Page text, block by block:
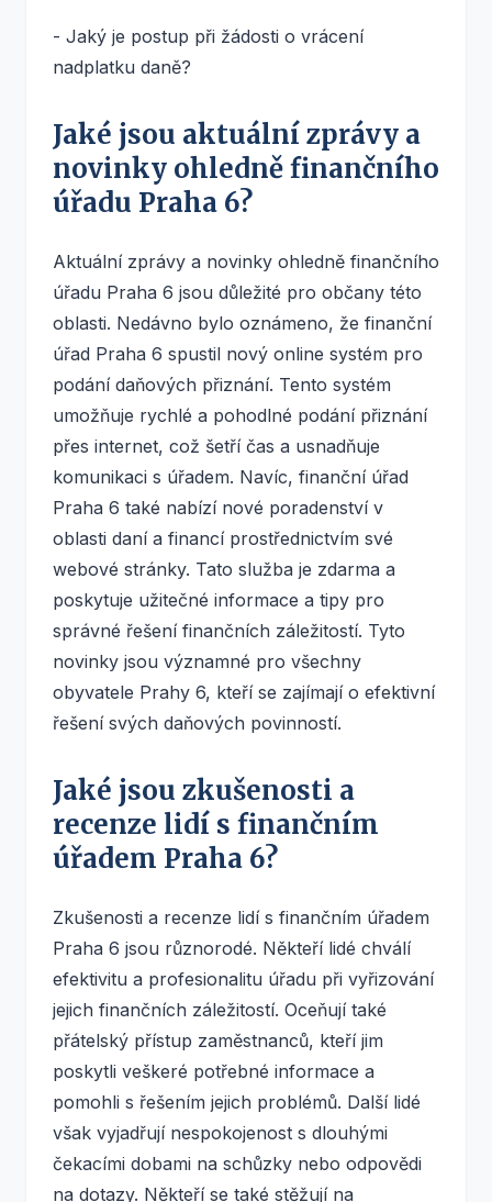
- Jaký je postup při žádosti o vrácení
nadplatku daně?
Jaké jsou aktuální zprávy a
novinky ohledně finančního
úřadu Praha 6?
Aktuální zprávy a novinky ohledně finančního
úřadu Praha 6 jsou důležité pro občany této
oblasti. Nedávno bylo oznámeno, že finanční
úřad Praha 6 spustil nový online systém pro
podání daňových přiznání. Tento systém
umožňuje rychlé a pohodlné podání přiznání
přes internet, což šetří čas a usnadňuje
komunikaci s úřadem. Navíc, finanční úřad
Praha 6 také nabízí nové poradenství v
oblasti daní a financí prostřednictvím své
webové stránky. Tato služba je zdarma a
poskytuje užitečné informace a tipy pro
správné řešení finančních záležitostí. Tyto
novinky jsou významné pro všechny
obyvatele Prahy 6, kteří se zajímají o efektivní
řešení svých daňových povinností.
Jaké jsou zkušenosti a
recenze lidí s finančním
úřadem Praha 6?
Zkušenosti a recenze lidí s finančním úřadem
Praha 6 jsou různorodé. Někteří lidé chválí
efektivitu a profesionalitu úřadu při vyřizování
jejich finančních záležitostí. Oceňují také
přátelský přístup zaměstnanců, kteří jim
poskytli veškeré potřebné informace a
pomohli s řešením jejich problémů. Další lidé
však vyjadřují nespokojenost s dlouhými
čekacími dobami na schůzky nebo odpovědi
na dotazy. Někteří se také stěžují na